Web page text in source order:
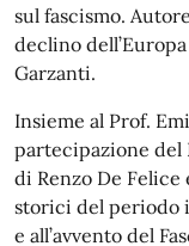
sul fascismo.
declino
Garzanti.
Insieme al Prof.
partecipazione del
di Renzo De
storici del periodo
e all’avvento del